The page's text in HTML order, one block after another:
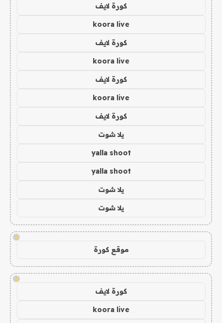
كورة لايف
koora live
كورة لايف
koora live
كورة لايف
koora live
كورة لايف
يلا شوت
yalla shoot
yalla shoot
يلا شوت
يلا شوت
!
موقع كورة
!
كورة لايف
koora live